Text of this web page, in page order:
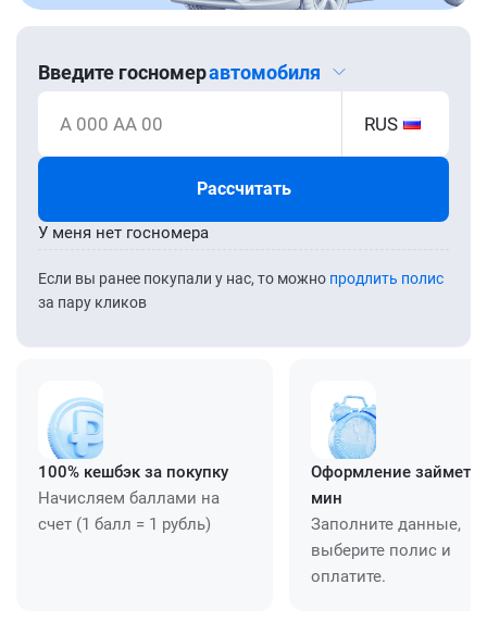
Введите госномеравтомобиля
А 000 АА 00 RUS
Рассчитать
Если вы ранее покупали у нас, то можно продлить полис
за пару кликов
У меня нет госномера
100% кешбэк за покупку
Начисляем баллами на
счет (1 балл = 1 рубль)
Оформление займет
мин
Заполните данные,
выберите полис и
оплатите.